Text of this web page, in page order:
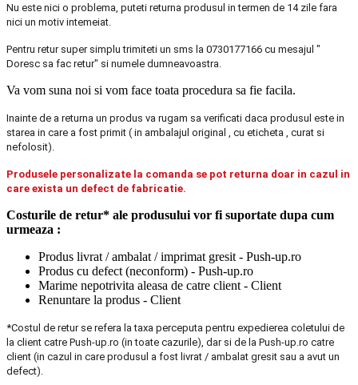
Nu este nici o problema, puteti returna produsul in termen de 14 zile fara
nici un motiv intemeiat.
Pentru retur super simplu trimiteti un sms la 0730177166 cu mesajul "
Doresc sa fac retur" si numele dumneavoastra.
Va vom suna noi si vom face toata procedura sa fie facila.
Inainte de a returna un produs va rugam sa verificati daca produsul este in
starea in care a fost primit ( in ambalajul original , cu eticheta , curat si
nefolosit).
Produsele personalizate la comanda se pot returna doar in cazul in
care exista un defect de fabricatie.
Costurile de retur* ale produsului vor fi suportate dupa cum
urmeaza :
Produs livrat / ambalat / imprimat gresit - Push-up.ro
Produs cu defect (neconform) - Push-up.ro
Marime nepotrivita aleasa de catre client - Client
Renuntare la produs - Client
*Costul de retur se refera la taxa perceputa pentru expedierea coletului de
la client catre Push-up.ro (in toate cazurile), dar si de la Push-up.ro catre
client (in cazul in care produsul a fost livrat / ambalat gresit sau a avut un
defect).